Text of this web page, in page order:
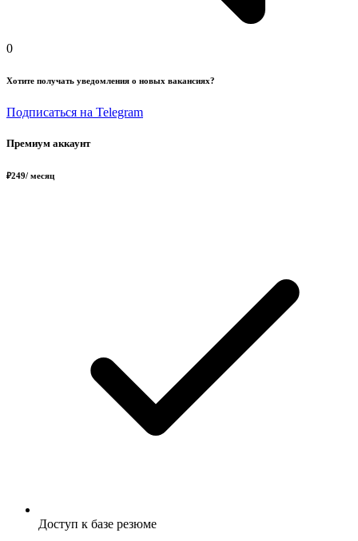
0
Хотите получать уведомления о новых вакансиях?
Подписаться на Telegram
Премиум аккаунт
₽249/ месяц
Доступ к базе резюме